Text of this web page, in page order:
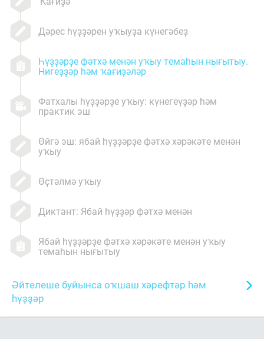
Дәрес һүҙҙәрен уҡыуҙа күнегәбеҙ
Һүҙҙәрҙе фәтхә менән уҡыу темаһын нығытыу.
Нигеҙҙәр һәм ҡағиҙәләр
Фатхалы һүҙҙәрҙе уҡыу: күнегеүҙәр һәм
практик эш
Өйгә эш: ябай һүҙҙәрҙе фәтхә хәрәкәте менән
уҡыу
Өҫтәлмә уҡыу
Диктант: Ябай һүҙҙәр фәтхә менән
Ябай һүҙҙәрҙе фәтхә хәрәкәте менән уҡыу
темаһын нығытыу
Әйтелеше буйынса оҡшаш хәрефтәр һәм
һүҙҙәр